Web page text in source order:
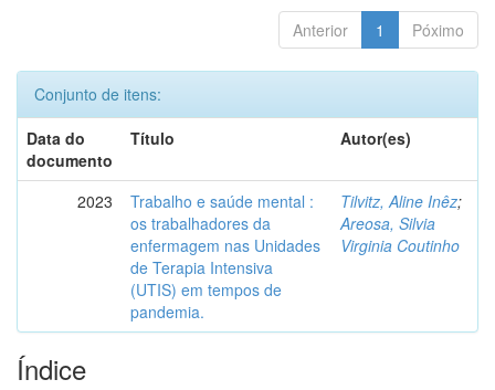
Anterior 1 Póximo
Conjunto de itens:
Data do
documento
Título Autor(es)
2023
Trabalho e saúde mental :
os trabalhadores da
enfermagem nas Unidades
de Terapia Intensiva
(UTIS) em tempos de
pandemia.
Tilvitz, Aline Inêz;
Areosa, Silvia
Virginia Coutinho
Índice